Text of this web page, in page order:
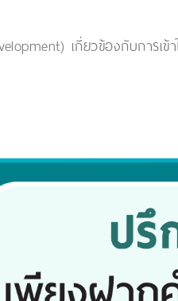
เกี่ยวข้องกับการเ